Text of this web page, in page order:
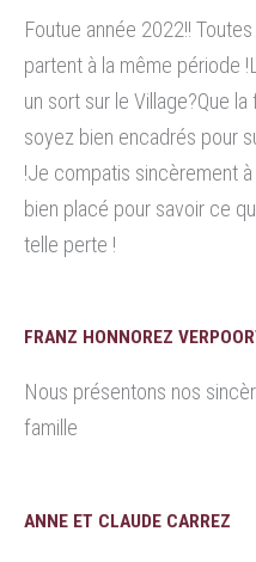
Foutue année 2022!!
partent à la même période
un sort sur le Village?Que
soyez bien encadrés pour
!Je compatis sincèrement
bien placé pour savoir ce
telle perte !
FRANZ HONNOREZ
Nous présentons nos
famille
ANNE ET CLAUDE CARREZ